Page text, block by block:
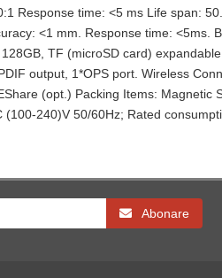
Response time: <5 ms Life span:
<1 mm. Response time: <5ms.
TF (microSD card) expandable.
output, 1*OPS port. Wireless
(opt.) Packing Items: Magnetic
(100-240)V 50/60Hz; Rated
Abonare